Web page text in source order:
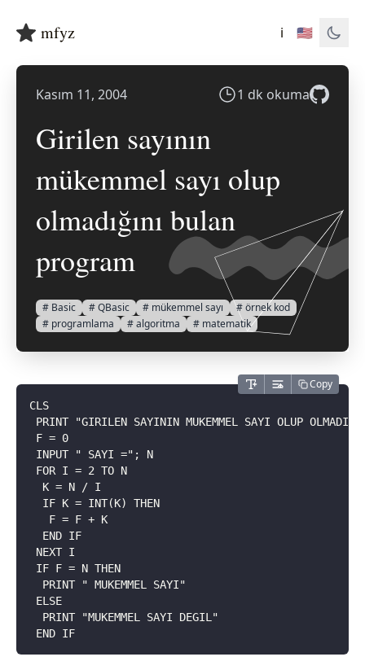
mfyz ℹ️ 🇺🇸
Kasım 11, 2004 1 dk okuma
Girilen sayının
mükemmel sayı olup
olmadığını bulan
program
# Basic # QBasic # mükemmel sayı
# örnek kod
# programlama
# algoritma # matematik
Copy
CLS
PRINT "GIRILEN SAYININ MUKEMMEL SAYI OLUP
F = 0
INPUT " SAYI ="; N
FOR I = 2 TO N
  K = N / I
  IF K = INT(K) THEN
   F = F + K
  END IF
NEXT I
IF F = N THEN
  PRINT " MUKEMMEL SAYI"
ELSE
  PRINT "MUKEMMEL SAYI DEGIL"
END IF